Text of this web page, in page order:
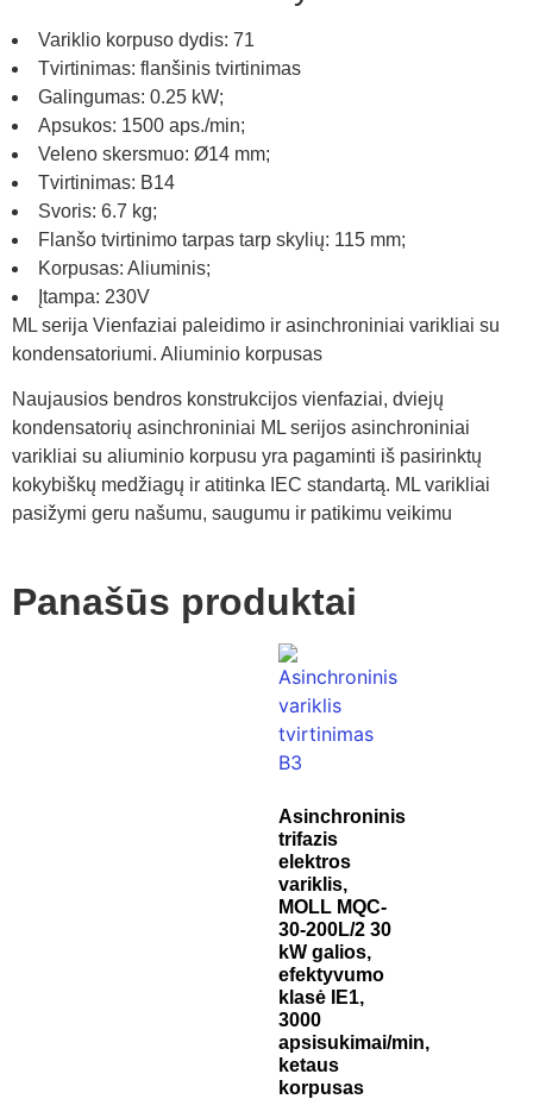
Variklio korpuso dydis: 71
Tvirtinimas: flanšinis tvirtinimas
Galingumas: 0.25 kW;
Apsukos: 1500 aps./min;
Veleno skersmuo: Ø14 mm;
Tvirtinimas: B14
Svoris: 6.7 kg;
Flanšo tvirtinimo tarpas tarp skylių: 115 mm;
Korpusas: Aliuminis;
Įtampa: 230V
ML serija Vienfaziai paleidimo ir asinchroniniai varikliai su
kondensatoriumi. Aliuminio korpusas
Naujausios bendros konstrukcijos vienfaziai, dviejų
kondensatorių asinchroniniai ML serijos asinchroniniai
varikliai su aliuminio korpusu yra pagaminti iš pasirinktų
kokybiškų medžiagų ir atitinka IEC standartą. ML varikliai
pasižymi geru našumu, saugumu ir patikimu veikimu
Panašūs produktai
Asinchroninis
trifazis
elektros
variklis,
MOLL MQC-
30-200L/2 30
kW galios,
efektyvumo
klasė IE1,
3000
apsisukimai/min,
ketaus
korpusas